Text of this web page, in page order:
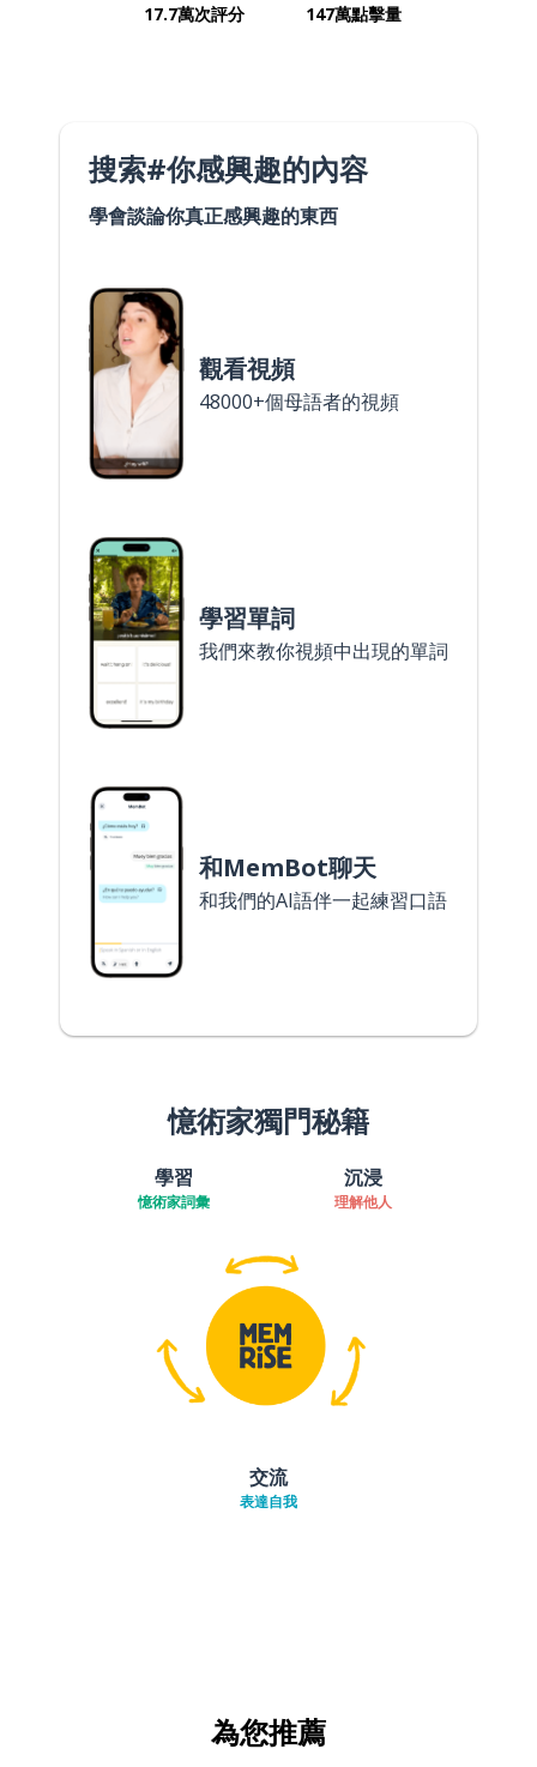
17.7萬次評分 147萬點擊量
搜索#你感興趣的內容
學會談論你真正感興趣的東西
觀看視頻
48000+個母語者的視頻
學習單詞
我們來教你視頻中出現的單詞
和MemBot聊天
和我們的AI語伴一起練習口語
憶術家獨門秘籍
學習
憶術家詞彙
沉浸
理解他人
交流
表達自我
為您推薦